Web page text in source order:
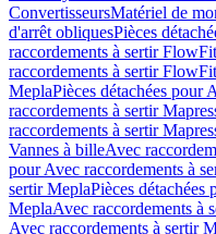
ConvertisseursMatériel de
d'arrêt obliquesPièces
raccordements à sertir FlowFit
raccordements à sertir FlowFit
MeplaPièces détachées pour
raccordements à sertir
raccordements à sertir
Vannes à billeAvec
pour Avec raccordements à
sertir MeplaPièces détachées
MeplaAvec raccordements à
Avec raccordements à sertir